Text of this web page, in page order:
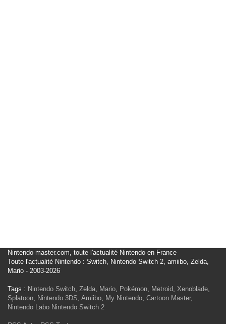
Nintendo-master.com, toute l'actualité Nintendo en France
Toute l'actualité Nintendo : Switch, Nintendo Switch 2, amiibo, Zelda,
Mario - 2003-2026
Tags : Nintendo Switch, Zelda, Mario, Pokémon, Metroid, Xenoblade,
Splatoon, Nintendo 3DS, Amiibo, My Nintendo, Cartoon Master,
Nintendo Labo Nintendo Switch 2